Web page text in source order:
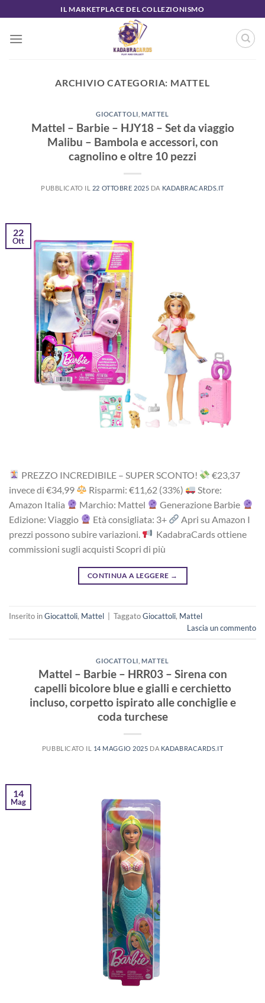
ai
contenuti
IL MARKETPLACE DEL COLLEZIONISMO
ARCHIVIO CATEGORIA: MATTEL
GIOCATTOLI ,MATTEL
Mattel – Barbie – HJY18 – Set da viaggio
Malibu – Bambola e accessori, con
cagnolino e oltre 10 pezzi
PUBBLICATO IL 22 OTTOBRE 2025 DA KADABRACARDS.IT
22
Ott
PREZZO INCREDIBILE – SUPER SCONTO!
‎€23,37
i‎nv‎ec‎e ‎di‎ €34,99
R‎is‎pa‎rmi: €11,62 (33%)
Store:
Amazon Italia
Marchio: Mattel
Generazione Barbie
Edizione: Viaggio
Età consigliata: 3+
Apri su Amazon I
prezzi possono subire variazioni.
KadabraCards ottiene
commissioni sugli acquisti Scopri di più
CONTINUA A LEGGERE →
Inserito inGiocattoli, Mattel TaggatoGiocattoli, Mattel
Lascia un commento
GIOCATTOLI ,MATTEL
Mattel – Barbie – HRR03 – Sirena con
capelli bicolore blue e gialli e cerchietto
incluso, corpetto ispirato alle conchiglie e
coda turchese
PUBBLICATO IL 14 MAGGIO 2025 DA KADABRACARDS.IT
14
Mag